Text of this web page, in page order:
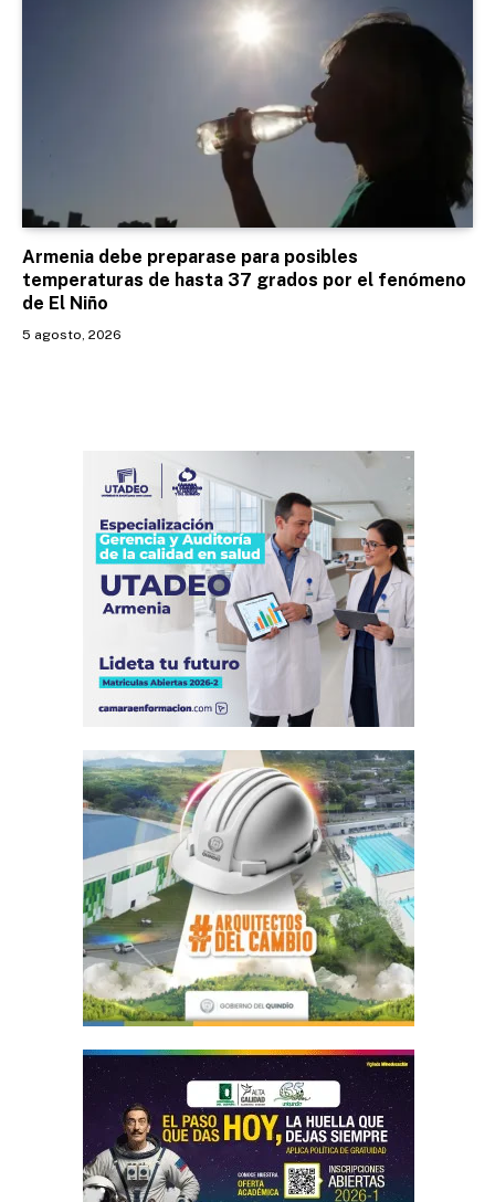
Armenia debe preparase para posibles
temperaturas de hasta 37 grados por el fenómeno
de El Niño
5 agosto, 2026